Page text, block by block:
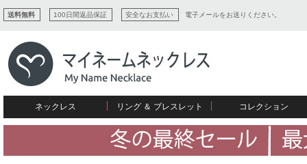
送料無料 100日間返品保証 安全なお支払い 電子メールをお送りください。
ネックレス
すべてコレクションを見る
ネームネックレス
リング ＆ ブレスレット
リング
愛のブレスレット
コレクション
愛を表すコレクション
イニシャルジュエリー
ネームプレビュー
マザーズ
メンズ